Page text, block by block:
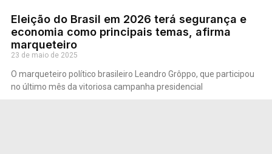
Eleição do Brasil em 2026 terá segurança e
economia como principais temas, afirma
marqueteiro
23 de maio de 2025
O marqueteiro político brasileiro Leandro Grôppo, que participou
no último mês da vitoriosa campanha presidencial